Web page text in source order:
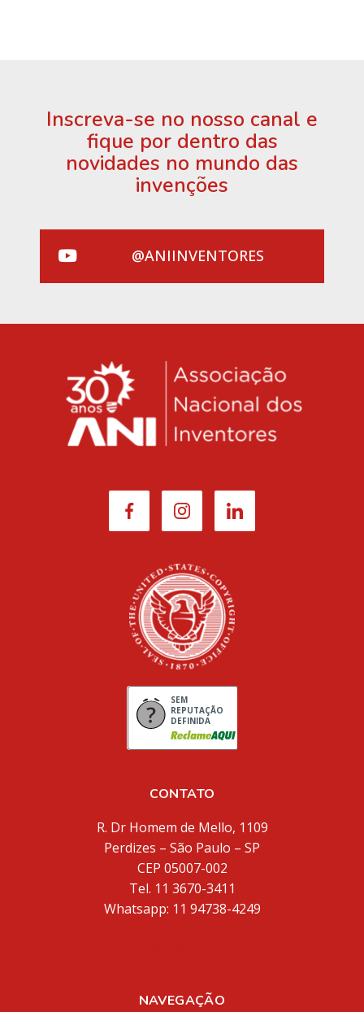
Inscreva-se no nosso canal e
fique por dentro das
novidades no mundo das
invenções
@ANIINVENTORES
SEM
REPUTAÇÃO
DEFINIDA
CONTATO
R. Dr Homem de Mello, 1109
Perdizes – São Paulo – SP
CEP 05007-002
Tel. 11 3670-3411
Whatsapp: 11 94738-4249
NAVEGAÇÃO